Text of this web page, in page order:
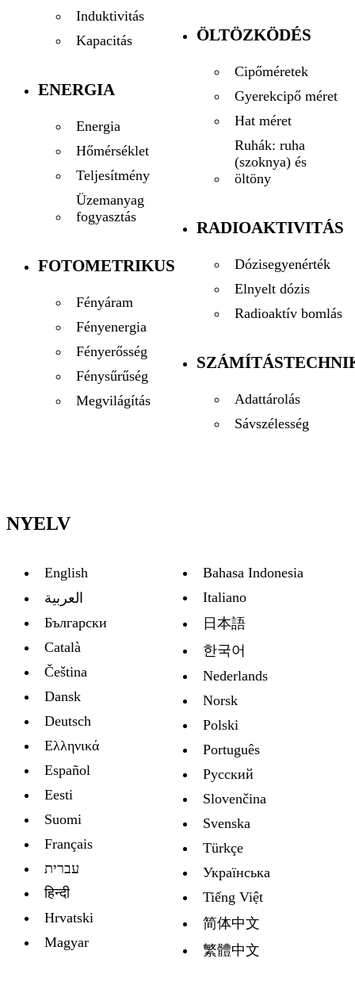
Induktivitás
Kapacitás
ENERGIA
Energia
Hőmérséklet
Teljesítmény
Üzemanyag
fogyasztás
FOTOMETRIKUS
Fényáram
Fényenergia
Fényerősség
Fénysűrűség
Megvilágítás
ÖLTÖZKÖDÉS
Cipőméretek
Gyerekcipő méret
Hat méret
Ruhák: ruha
(szoknya) és
öltöny
RADIOAKTIVITÁS
Dózisegyenérték
Elnyelt dózis
Radioaktív bomlás
Adattárolás
Sávszélesség
NYELV
English
العربية
Български
Català
Čeština
Dansk
Deutsch
Ελληνικά
Español
Eesti
Suomi
Français
עברית
हिन्दी
Hrvatski
Magyar
Bahasa Indonesia
Italiano
日本語
한국어
Nederlands
Norsk
Polski
Português
Русский
Slovenčina
Svenska
Türkçe
Украïнська
Tiếng Việt
简体中文
繁體中文